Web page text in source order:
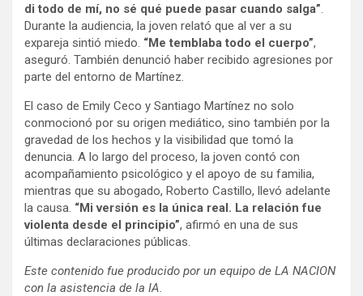
di todo de mí, no sé qué puede pasar cuando salga”.
Durante la audiencia, la joven relató que al ver a su
expareja sintió miedo. “Me temblaba todo el cuerpo”,
aseguró. También denunció haber recibido agresiones por
parte del entorno de Martínez.
El caso de Emily Ceco y Santiago Martínez no solo
conmocionó por su origen mediático, sino también por la
gravedad de los hechos y la visibilidad que tomó la
denuncia. A lo largo del proceso, la joven contó con
acompañamiento psicológico y el apoyo de su familia,
mientras que su abogado, Roberto Castillo, llevó adelante
la causa. “Mi versión es la única real. La relación fue
violenta desde el principio”, afirmó en una de sus
últimas declaraciones públicas.
Este contenido fue producido por un equipo de LA NACION
con la asistencia de la IA.